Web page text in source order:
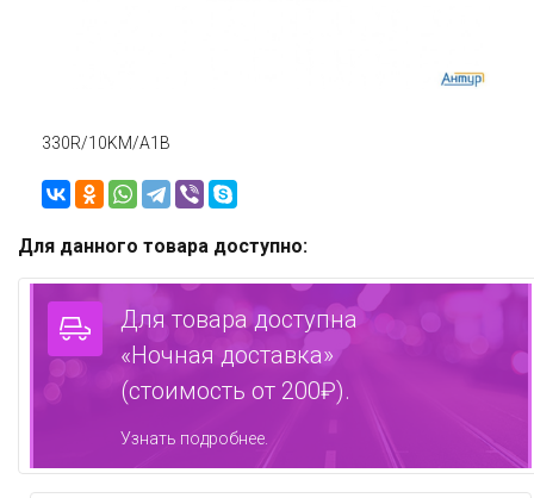
330R/10KM/A1B
Для данного товара доступно:
Для товара доступна
«Ночная доставка»
(стоимость от 200₽).
Узнать подробнее.